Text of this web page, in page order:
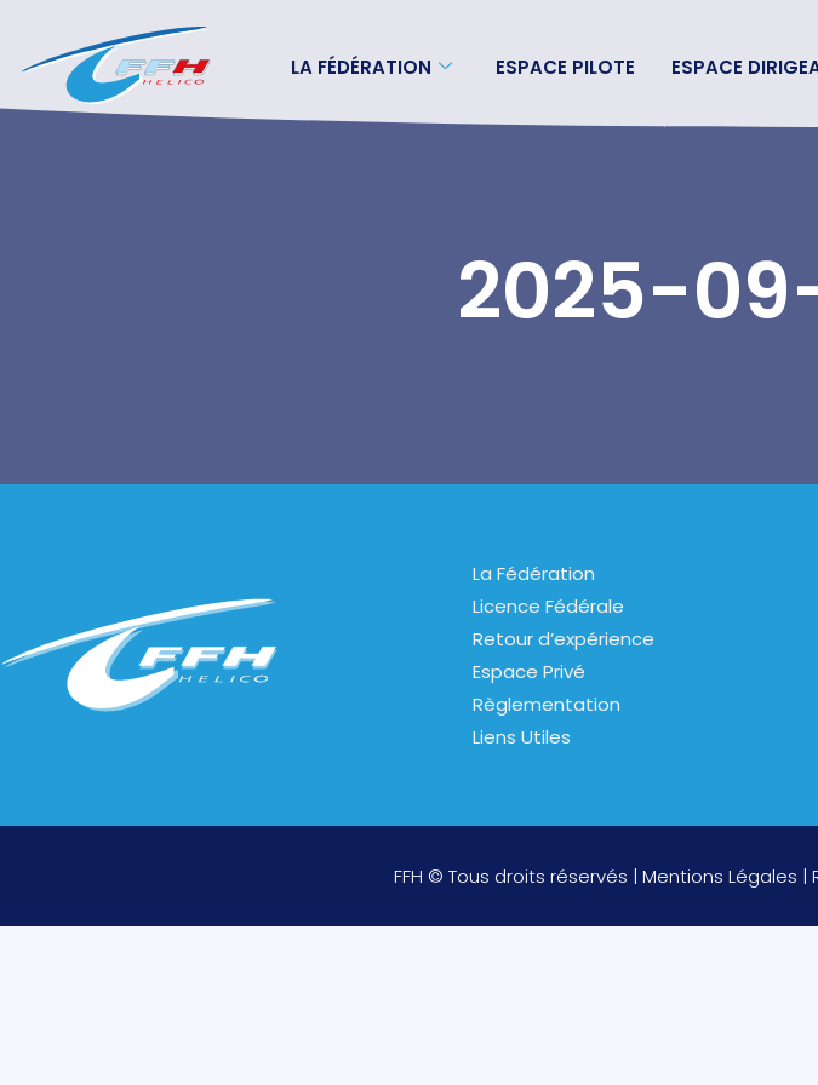
LA FÉDÉRATION ESPACE PILOTE ESPACE
2025-
La Fédération
Licence Fédérale
Retour d’expérience
Espace Privé
Règlementation
Liens Utiles
FFH © Tous droits réservés | Mentions Légales |